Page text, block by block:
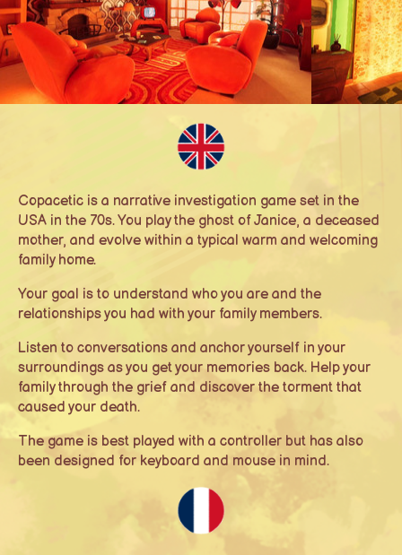
Copacetic is a narrative investigation game set in the
USA in the 70s. You play the ghost of Janice, a deceased
mother, and evolve within a typical warm and welcoming
family home.
Your goal is to understand who you are and the
relationships you had with your family members.
Listen to conversations and anchor yourself in your
surroundings as you get your memories back. Help your
family through the grief and discover the torment that
caused your death.
The game is best played with a controller but has also
been designed for keyboard and mouse in mind.